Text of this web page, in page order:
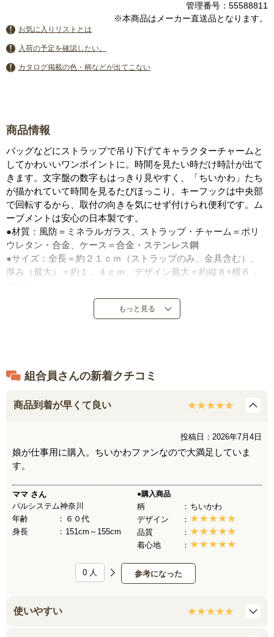
管理番号：55588811
※本商品はメーカー直送品となります。
お気に入りリストとは
入荷の予定を確認したい。
カタログ掲載の色・柄などが出てこない
商品情報
バッグなどにストラップで吊り下げてキャラクターチャームと
してかわいいワンポイントに。時間を見たい時だけ時計が出て
きます。文字盤の数字もはっきり見やすく、「ちいかわ」たち
が描かれていて時間を見るたびほっこり。キーフックは中央部
で回転するから、取付の向きを気にせず付けられ便利です。ム
ーブメントは安心の日本製です。
●材質：風防＝ミネラルガラス、ストラップ・チャーム＝ポリ
ウレタン・合金、ケース＝合金・ステンレス鋼
●サイズ：全長＝約２１ｃｍ（ストラップのみ、金具含む）、
厚み（最大）＝約１．４ｃｍ、デザイン最大＝約縦８×横６．
●重量：約３８ｇ（デザインにより若干差があります。）
もっと見る
組合員さんの新着クチコミ
商品到着が早くて良い
投稿日：2026年7月4日
娘が仕事用に購入。ちいかわファンなので大満足していま
す。
ママ さん
パルシステム神奈川
年齢
６０代
身長
151cm～155cm
●購入商品
柄
ちいかわ
デザイン
品質
着心地
参考になった
0 人
使いやすい